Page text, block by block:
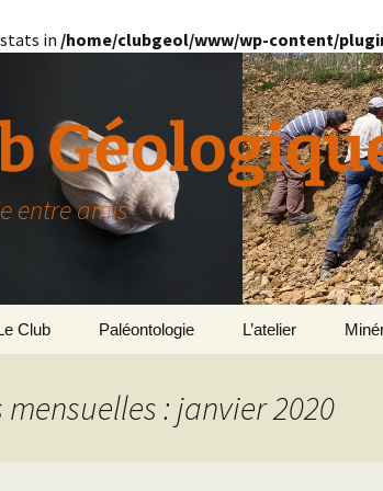
in /home/clubgeol/www/wp-content/
entre amis
Club Paléontologie
Le Bassin Parisien
L’atelier
mensuelles : janvier 2020